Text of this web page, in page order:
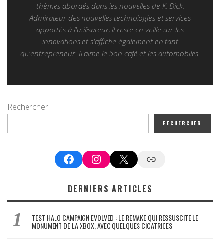
thèmes abordés dans les nouvelles de K. Dick.
Admirateur des nouvelles technologies et services
apportés à l'utilisateur, il reste en veille sur les
innovations et s'affiche également en tant
qu'entrepreneur. Il aime le bon café et les automobiles.
Rechercher
RECHERCHER
FacebookInstagram
X Google News
DERNIERS ARTICLES
TEST HALO CAMPAIGN EVOLVED : LE REMAKE QUI RESSUSCITE LE
MONUMENT DE LA XBOX, AVEC QUELQUES CICATRICES